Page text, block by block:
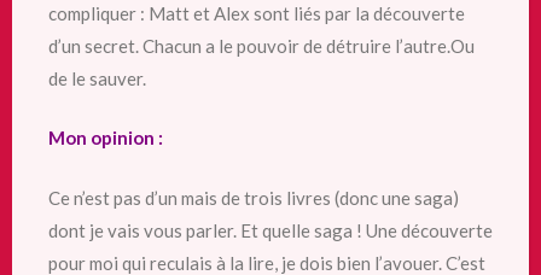
compliquer : Matt et Alex sont liés par la découverte
d’un secret. Chacun a le pouvoir de détruire l’autre.Ou
de le sauver.
Mon opinion :
Ce n’est pas d’un mais de trois livres (donc une saga)
dont je vais vous parler. Et quelle saga ! Une découverte
pour moi qui reculais à la lire, je dois bien l’avouer. C’est